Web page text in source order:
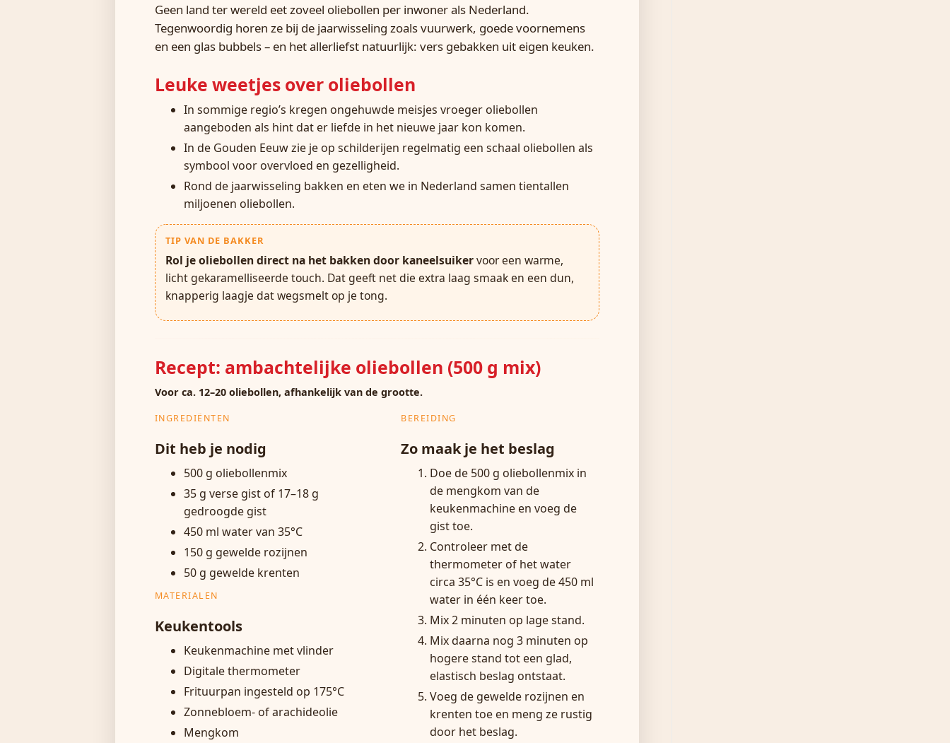
Geen land ter wereld eet zoveel oliebollen per inwoner als Nederland.
Tegenwoordig horen ze bij de jaarwisseling zoals vuurwerk, goede voornemens
en een glas bubbels – en het allerliefst natuurlijk: vers gebakken uit eigen keuken.
Leuke weetjes over oliebollen
In sommige regio’s kregen ongehuwde meisjes vroeger oliebollen
aangeboden als hint dat er liefde in het nieuwe jaar kon komen.
In de Gouden Eeuw zie je op schilderijen regelmatig een schaal oliebollen als
symbool voor overvloed en gezelligheid.
Rond de jaarwisseling bakken en eten we in Nederland samen tientallen
miljoenen oliebollen.
TIP VAN DE BAKKER
Rol je oliebollen direct na het bakken door kaneelsuikervoor een warme,
licht gekaramelliseerde touch. Dat geeft net die extra laag smaak en een dun,
knapperig laagje dat wegsmelt op je tong.
Recept: ambachtelijke oliebollen (500 g mix)
Voor ca. 12–20 oliebollen, afhankelijk van de grootte.
INGREDIËNTEN
Dit heb je nodig
500 g oliebollenmix
35 g verse gist of 17–18 g
gedroogde gist
450 ml water van 35°C
150 g gewelde rozijnen
50 g gewelde krenten
MATERIALEN
Keukentools
Keukenmachine met vlinder
Digitale thermometer
Frituurpan ingesteld op 175°C
Zonnebloem- of arachideolie
Mengkom
BEREIDING
Zo maak je het beslag
Doe de 500 g oliebollenmix in
de mengkom van de
keukenmachine en voeg de
gist toe.
Controleer met de
thermometer of het water
circa 35°C is en voeg de 450 ml
water in één keer toe.
Mix 2 minuten op lage stand.
Mix daarna nog 3 minuten op
hogere stand tot een glad,
elastisch beslag ontstaat.
Voeg de gewelde rozijnen en
krenten toe en meng ze rustig
door het beslag.